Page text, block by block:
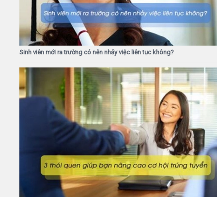
Sinh viên mới ra trường có nên nhảy việc liên tục không?